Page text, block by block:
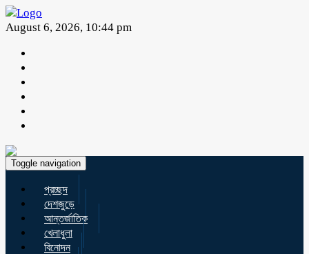
August 6, 2026, 10:44 pm
Toggle navigation
প্রচ্ছদ
দেশজুড়ে
আন্তর্জাতিক
খেলাধুলা
বিনোদন